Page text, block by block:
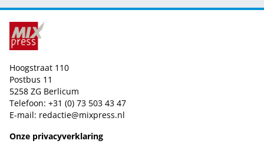
Hoogstraat 110
Postbus 11
5258 ZG Berlicum
Telefoon: +31 (0) 73 503 43 47
E-mail: redactie@mixpress.nl
Onze privacyverklaring